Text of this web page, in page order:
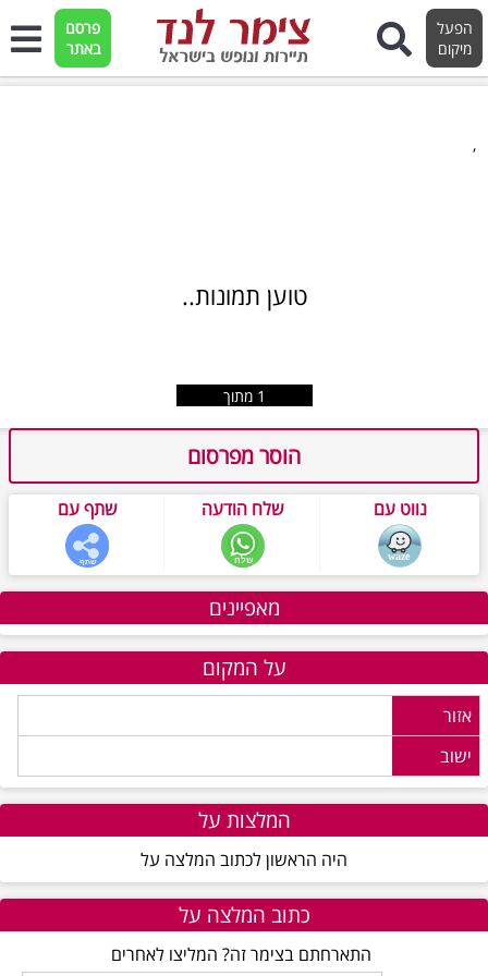
הפעל
מיקום
פרסם
באתר
,
טוען תמונות..
1 מתוך
הוסר מפרסום
שתף עם שלח הודעה נווט עם
מאפיינים
על המקום
אזור
ישוב
המלצות על
היה הראשון לכתוב המלצה על
כתוב המלצה על
התארחתם בצימר זה? המליצו לאחרים